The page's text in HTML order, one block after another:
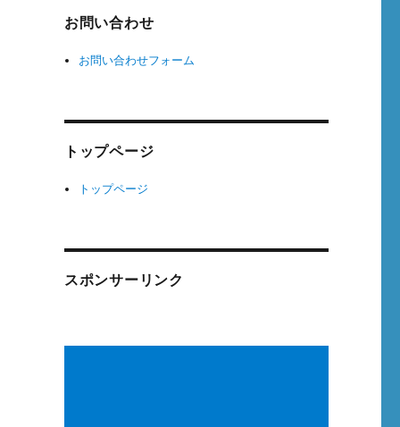
お問い合わせ
お問い合わせフォーム
トップページ
トップページ
スポンサーリンク